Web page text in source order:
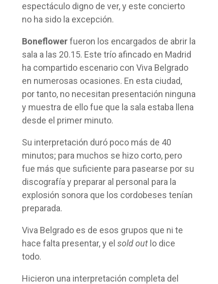
espectáculo digno de ver, y este concierto
no ha sido la excepción.
Boneflowerfueron los encargados de abrir la
sala a las 20.15. Este trío afincado en Madrid
ha compartido escenario con Viva Belgrado
en numerosas ocasiones. En esta ciudad,
por tanto, no necesitan presentación ninguna
y muestra de ello fue que la sala estaba llena
desde el primer minuto.
Su interpretación duró poco más de 40
minutos; para muchos se hizo corto, pero
fue más que suficiente para pasearse por su
discografía y preparar al personal para la
explosión sonora que los cordobeses tenían
preparada.
Viva Belgrado es de esos grupos que ni te
hace falta presentar, y el sold outlo dice
todo.
Hicieron una interpretación completa del